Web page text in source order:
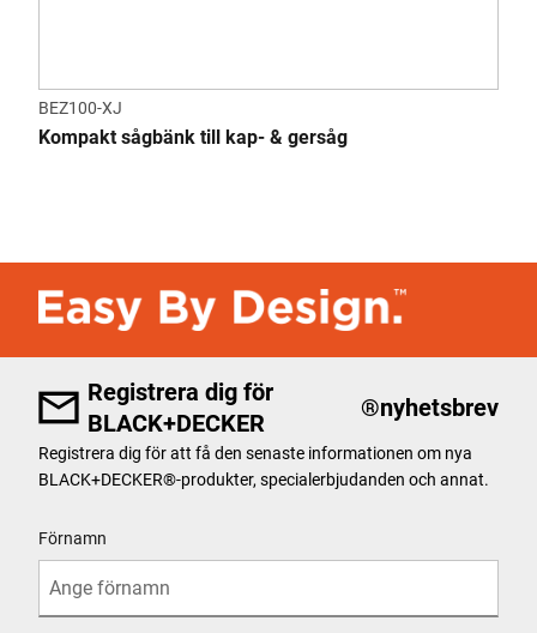
BEZ100-XJ
Kompakt sågbänk till kap- & gersåg
Registrera dig för
BLACK+DECKER
®nyhetsbrev
Registrera dig för att få den senaste informationen om nya
BLACK+DECKER®-produkter, specialerbjudanden och annat.
Förnamn